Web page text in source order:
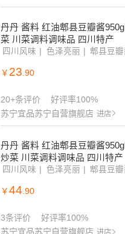
丹丹 酱料 红油郫县豆瓣酱
菜 川菜调料调味品 四川特产
四川风味 色泽亮丽 郫县豆瓣
￥ 23 .90
20+条评价
好评率100%
苏宁宜品苏宁自营旗舰店 进店
丹丹 酱料 红油郫县豆瓣酱
炒菜 川菜调料调味品 四川特产
四川风味 色泽亮丽 郫县豆瓣
￥ 44.90
3条评价
好评率100%
苏宁宜品苏宁自营旗舰店 进店